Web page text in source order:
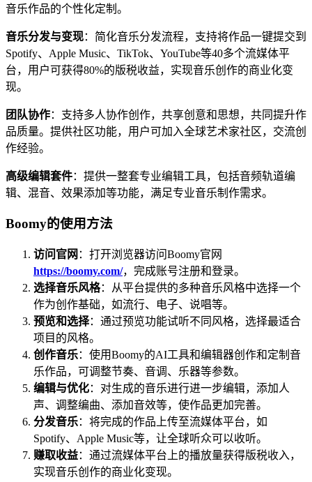
音乐作品的个性化定制。
音乐分发与变现：简化音乐分发流程，支持将作品一键提交到
Spotify、Apple Music、TikTok、YouTube等40多个流媒体平
台，用户可获得80%的版税收益，实现音乐创作的商业化变
现。
团队协作：支持多人协作创作，共享创意和思想，共同提升作
品质量。提供社区功能，用户可加入全球艺术家社区，交流创
作经验。
高级编辑套件：提供一整套专业编辑工具，包括音频轨道编
辑、混音、效果添加等功能，满足专业音乐制作需求。
Boomy的使用方法
访问官网 ：打开浏览器访问Boomy官网
https://boomy.com/，完成账号注册和登录。
选择音乐风格：从平台提供的多种音乐风格中选择一个
作为创作基础，如流行、电子、说唱等。
预览和选择：通过预览功能试听不同风格，选择最适合
项目的风格。
创作音乐：使用Boomy的AI工具和编辑器创作和定制音
乐作品，可调整节奏、音调、乐器等参数。
编辑与优化：对生成的音乐进行进一步编辑，添加人
声、调整编曲、添加音效等，使作品更加完善。
分发音乐：将完成的作品上传至流媒体平台，如
Spotify、Apple Music等，让全球听众可以收听。
赚取收益：通过流媒体平台上的播放量获得版税收入，
实现音乐创作的商业化变现。